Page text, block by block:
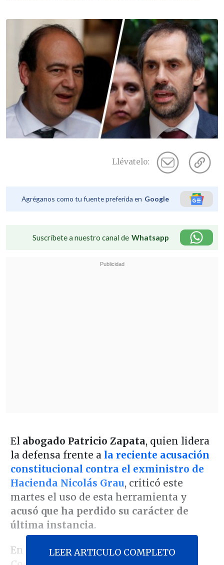
Llévatelo:
Agréganos como tu fuente preferida en Google
Suscríbete a nuestro canal de Whatsapp
El abogado Patricio Zapata, quien lidera
la defensa frente a la reciente acusación
constitucional contra el exministro de
Hacienda Nicolás Grau, criticó este
martes el uso de esta herramienta y
acusó que ha perdido su carácter de
última instancia.
En entrevista conEl Diario de
LEER ARTICULO COMPLETO